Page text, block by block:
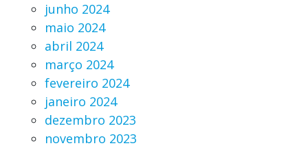
junho 2024
maio 2024
abril 2024
março 2024
fevereiro 2024
janeiro 2024
dezembro 2023
novembro 2023